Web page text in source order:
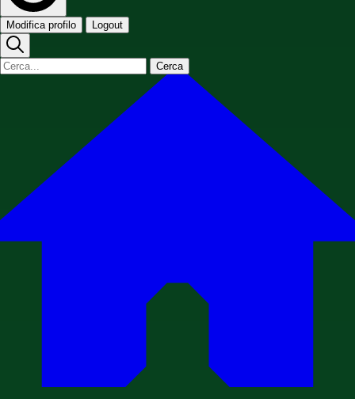
Modifica profilo Logout
Cerca